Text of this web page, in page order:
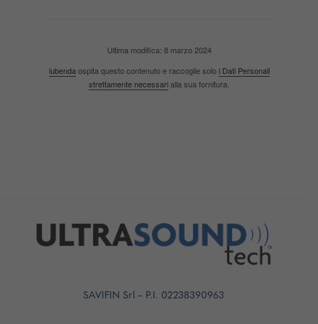
Ultima modifica: 8 marzo 2024
iubenda ospita questo contenuto e raccoglie soloi Dati Personali
strettamente necessarialla sua fornitura.
SAVIFIN Srl – P.I. 02238390963